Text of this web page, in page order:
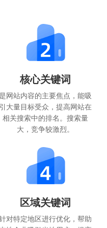
核心关键词
网站内容的主要焦点，能吸
引大量目标受众，提高网站在
相关搜索中的排名。搜索量
大，竞争较激烈。
区域关键词
对特定地区进行优化，帮助